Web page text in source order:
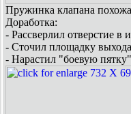
Пружинка клапана
Доработка:
- Рассверлил отверстие
- Сточил площадку
- Нарастил "боевую